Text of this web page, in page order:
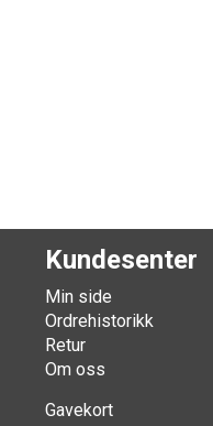
Kundesenter
Min side
Ordrehistorikk
Retur
Om oss
Gavekort